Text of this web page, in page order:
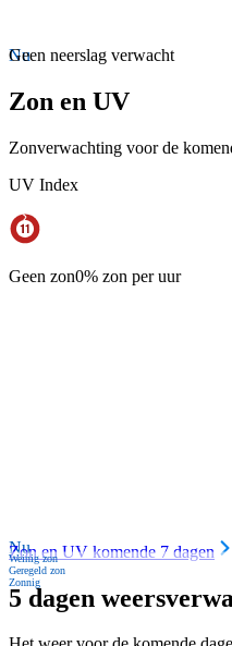
Nu
Geen neerslag verwacht
Zon en UV
Zonverwachting voor de
UV Index
Geen zon0% zon per uur
Nu
Weinig zon
Geregeld zon
Zonnig
Zon en UV komende 7 dagen
5 dagen